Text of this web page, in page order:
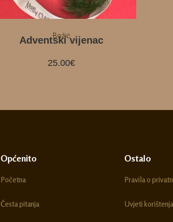
Božić
Adventski vijenac
25.00€
Općenito
Početna
Česta pitanja
Ostalo
Pravila o
Uvjeti korištenja